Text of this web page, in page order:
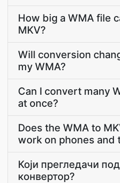
How big a WMA file
MKV?
Will conversion
my WMA?
Can I convert many
at once?
Does the WMA to
work on phones and
Који прегледачи
конвертор?